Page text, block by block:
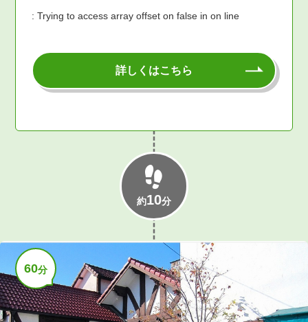
: Trying to access array offset on false in on line
詳しくはこちら
約10分
60分